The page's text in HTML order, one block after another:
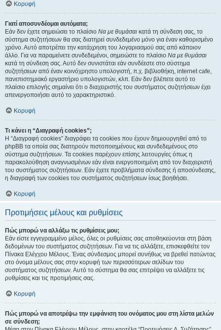
Κορυφή
Γιατί αποσυνδέομαι αυτόματα;
Εάν δεν έχετε σημειώσει το πλαίσιο Να με θυμάσαι κατά τη σύνδεση σας, το
σύστημα συζητήσεων θα σας διατηρεί συνδεδεμένο μόνο για έναν καθορισμένο
χρόνο. Αυτό αποτρέπει την κατάχρηση του λογαριασμού σας από κάποιον
άλλο. Για να παραμείνετε συνδεδεμένοι, σημειώστε το πλαίσιο Να με θυμάσαι
κατά τη σύνδεση σας. Αυτό δεν συνιστάται εάν συνδέεστε στο σύστημα
συζητήσεων από έναν κοινόχρηστο υπολογιστή, π.χ. βιβλιοθήκη, internet cafe,
πανεπιστημιακό εργαστήριο υπολογιστών, κλπ. Εάν δεν βλέπετε αυτό το
πλαίσιο επιλογής σημαίνει ότι ο διαχειριστής του συστήματος συζητήσεων έχει
απενεργοποιήσει αυτό το χαρακτηριστικό.
Κορυφή
Τι κάνει η “Διαγραφή cookies”;
Η “Διαγραφή cookies” διαγράφει τα cookies που έχουν δημιουργηθεί από το
phpBB τα οποία σας διατηρούν πιστοποιημένους και συνδεδεμένους στο
σύστημα συζητήσεων. Τα cookies παρέχουν επίσης λειτουργίες όπως η
παρακολούθηση αναγνωσμένων εάν είναι ενεργοποιημένη από τον διαχειριστή
του συστήματος συζητήσεων. Εάν έχετε προβλήματα σύνδεσης ή αποσύνδεσης,
η διαγραφή των cookies του συστήματος συζητήσεων ίσως βοηθήσει.
Κορυφή
Προτιμήσεις μέλους και ρυθμίσεις
Πώς μπορώ να αλλάξω τις ρυθμίσεις μου;
Εάν είστε εγγεγραμμένο μέλος, όλες οι ρυθμίσεις σας αποθηκεύονται στη βάση
δεδομένων του συστήματος συζητήσεων. Για να τις αλλάξετε, επισκεφθείτε τον
Πίνακα Ελέγχου Μέλους. Ένας σύνδεσμος μπορεί συνήθως να βρεθεί πατώντας
στο όνομα μέλους σας στην κορυφή των περισσότερων σελίδων του
συστήματος συζητήσεων. Αυτό το σύστημα θα σας επιτρέψει να αλλάξετε τις
ρυθμίσεις και τις προτιμήσεις σας.
Κορυφή
Πώς μπορώ να αποτρέψω την εμφάνιση του ονόματος μου στη λίστα μελών
σε σύνδεση;